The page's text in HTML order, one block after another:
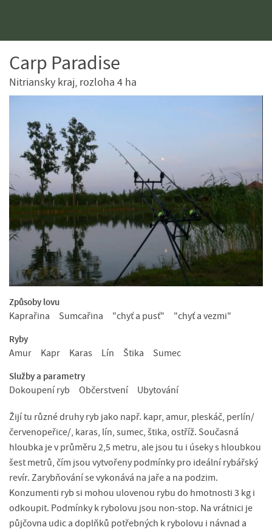
Carp Paradise
Nitriansky kraj, rozloha 4 ha
Způsoby lovu
Kaprařina
Sumcařina "chyť a pusť"
"chyť a vezmi"
Ryby
Amur
Kapr Karas Lín Štika
Sumec
Služby a parametry
Dokoupení ryb
Občerstvení Ubytování
Žijí tu různé druhy ryb jako např. kapr, amur, pleskáč, perlín/
červenopeřice/, karas, lín, sumec, štika, ostříž. Současná
hloubka je v průměru 2,5 metru, ale jsou tu i úseky s hloubkou
šest metrů, čím jsou vytvořeny podmínky pro ideální rybářský
revír. Zarybňování se vykonává na jaře a na podzim.
Konzumenti ryb si mohou ulovenou rybu do hmotnosti 3 kg i
odkoupit. Podmínky k rybolovu jsou non-stop. Na vrátnici je
půjčovna udic a doplňků potřebných k rybolovu i návnad a